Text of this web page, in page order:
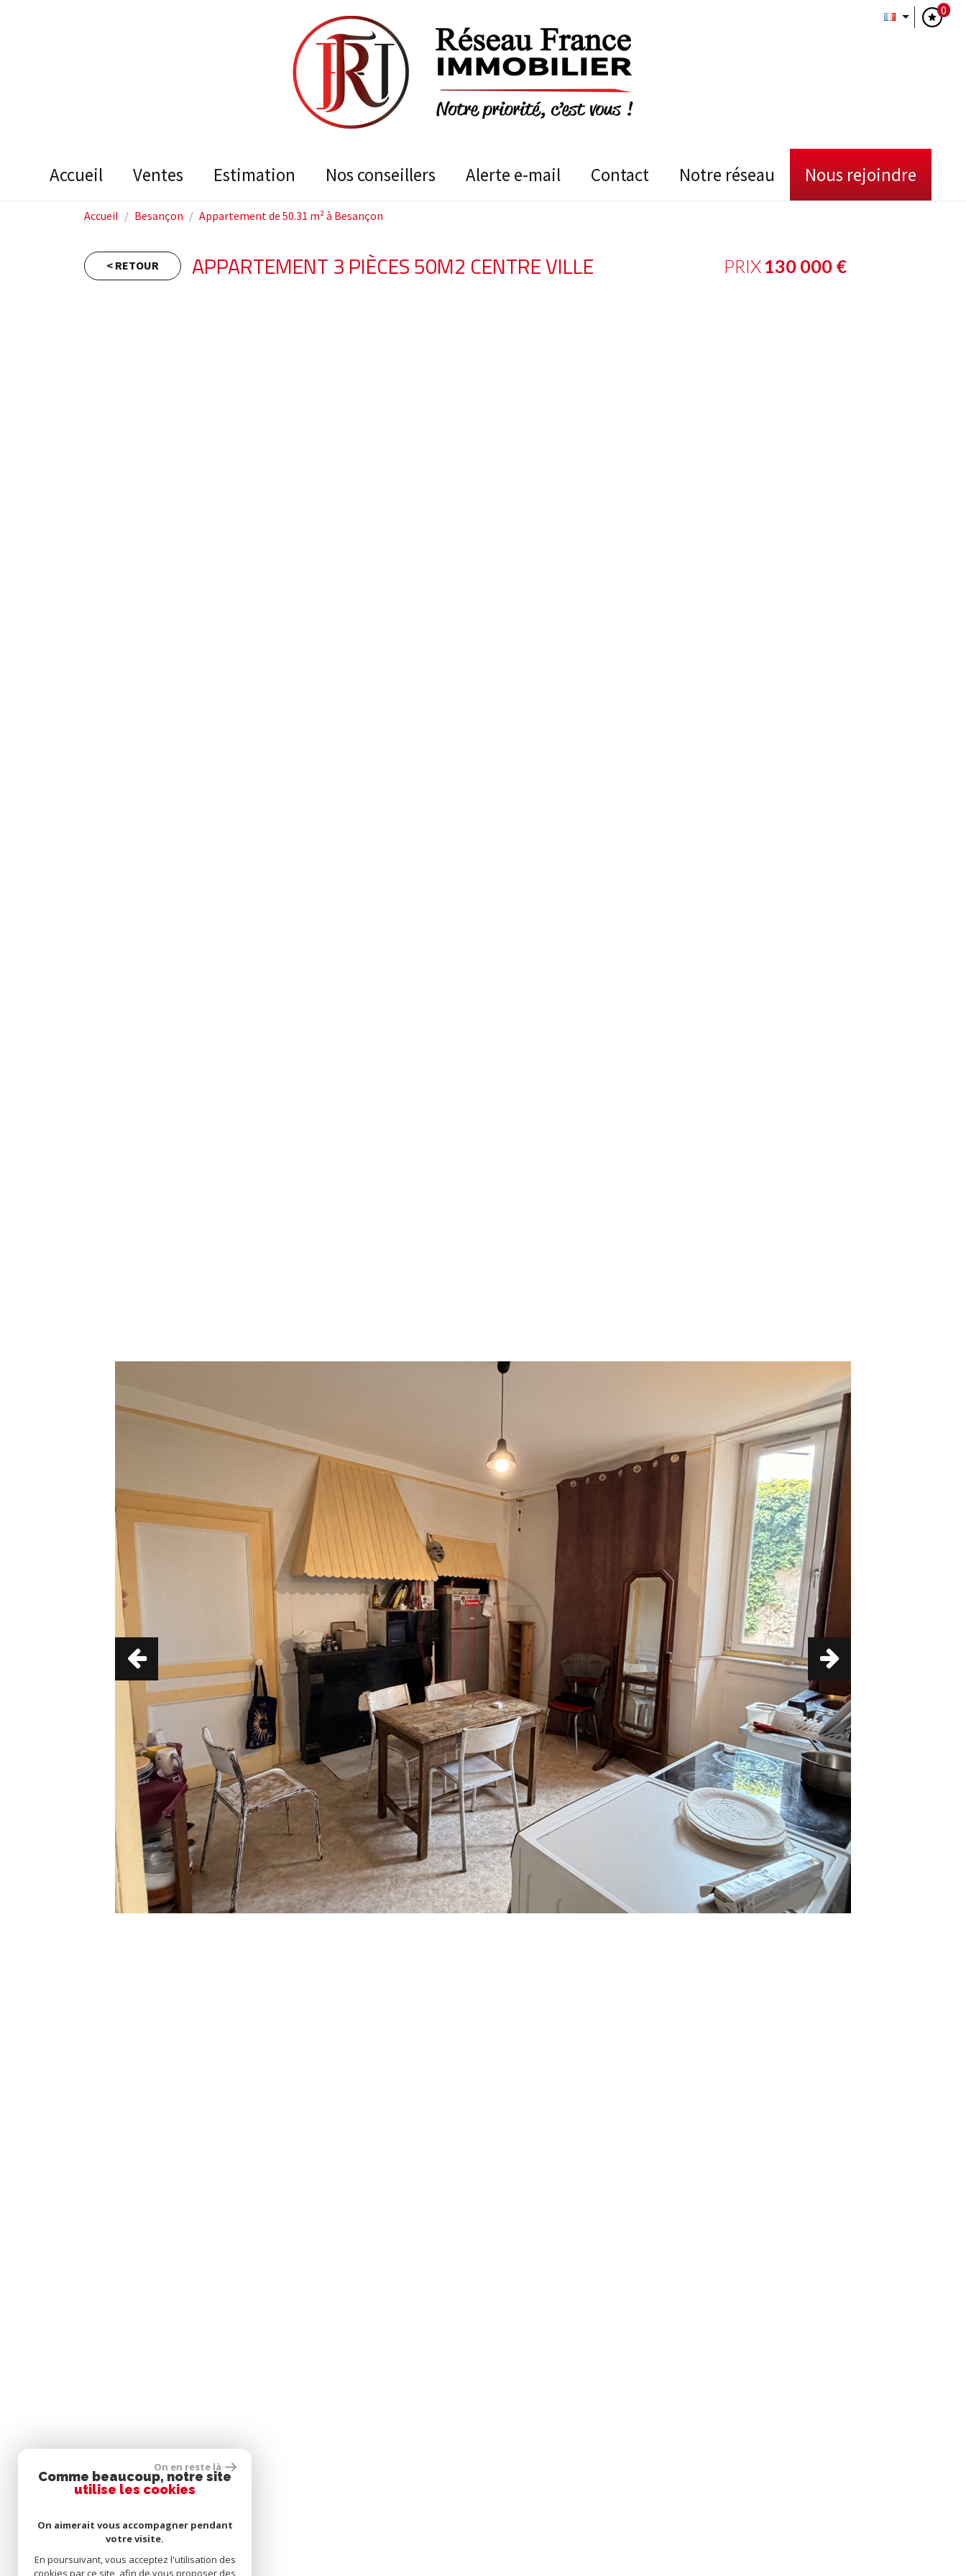
0
accueil ventes estimation nos conseillers alerte e-mail contact notre réseau nous rejoindre
Accueil Besançon Appartement de 50.31 m² à Besançon
< RETOUR APPARTEMENT 3 PIÈCES 50M2 CENTRE VILLE PRIX130 000 €
On en reste là
Comme beaucoup, notre site
utilise les cookies
On aimerait vous accompagner pendant
votre visite.
En poursuivant, vous acceptez l'utilisation des
cookies par ce site, afin de vous proposer des